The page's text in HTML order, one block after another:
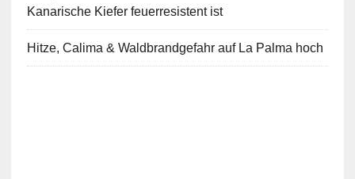
Kanarische Kiefer feuerresistent ist
Hitze, Calima & Waldbrandgefahr auf La Palma hoch